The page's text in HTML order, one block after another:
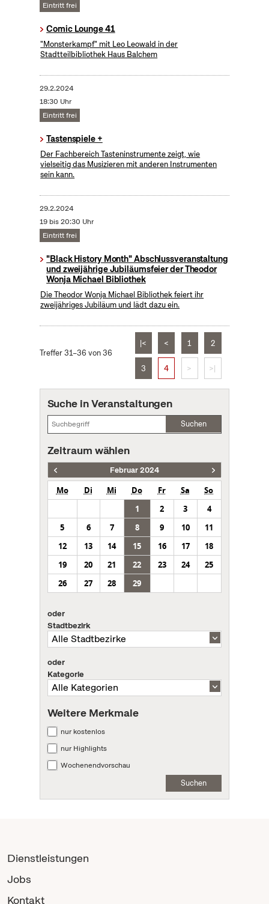
Eintritt frei
Comic Lounge 41
"Monsterkampf" mit Leo Leowald in der
Stadtteilbibliothek Haus Balchem
29.2.2024
18:30 Uhr
Eintritt frei
Tastenspiele +
Der Fachbereich Tasteninstrumente zeigt, wie
vielseitig das Musizieren mit anderen Instrumenten
sein kann.
29.2.2024
19 bis 20:30 Uhr
Eintritt frei
"Black History Month" Abschlussveranstaltung
und zweijährige Jubiläumsfeier der Theodor
Wonja Michael Bibliothek
Die Theodor Wonja Michael Bibliothek feiert ihr
zweijähriges Jubiläum und lädt dazu ein.
Treffer 31–36 von 36
|< < 1 2
3 4 > >|
Suche in Veranstaltungen
Suchen
Zeitraum wählen
Februar 2024
Mo Di Mi Do Fr Sa
So
1
2 3
4
5
6 7 8 9 10
11
12
13 14 15 16 17
18
19
20 21 22 23 24
25
26
27 28 29
oder
Stadtbezirk
oder
Kategorie
Weitere Merkmale
nur kostenlos
nur Highlights
Wochenendvorschau
Suchen
Dienstleistungen
Jobs
Kontakt